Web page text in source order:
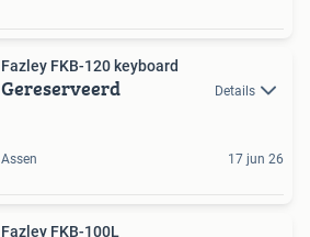
Fazley FKB-120 keyboard
Gereserveerd Details
Assen 17 jun 26
Fazley FKB-100L